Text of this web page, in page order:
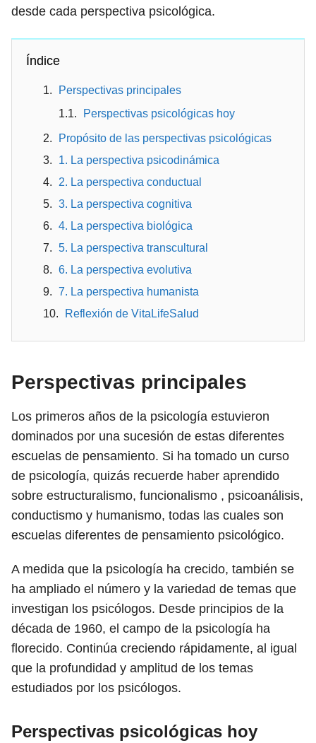
desde cada perspectiva psicológica.
Índice
Perspectivas principales
Perspectivas psicológicas hoy
Propósito de las perspectivas psicológicas
1. La perspectiva psicodinámica
2. La perspectiva conductual
3. La perspectiva cognitiva
4. La perspectiva biológica
5. La perspectiva transcultural
6. La perspectiva evolutiva
7. La perspectiva humanista
Reflexión de VitaLifeSalud
Perspectivas principales
Los primeros años de la psicología estuvieron
dominados por una sucesión de estas diferentes
escuelas de pensamiento. Si ha tomado un curso
de psicología, quizás recuerde haber aprendido
sobre estructuralismo, funcionalismo , psicoanálisis,
conductismo y humanismo, todas las cuales son
escuelas diferentes de pensamiento psicológico.
A medida que la psicología ha crecido, también se
ha ampliado el número y la variedad de temas que
investigan los psicólogos. Desde principios de la
década de 1960, el campo de la psicología ha
florecido. Continúa creciendo rápidamente, al igual
que la profundidad y amplitud de los temas
estudiados por los psicólogos.
Perspectivas psicológicas hoy